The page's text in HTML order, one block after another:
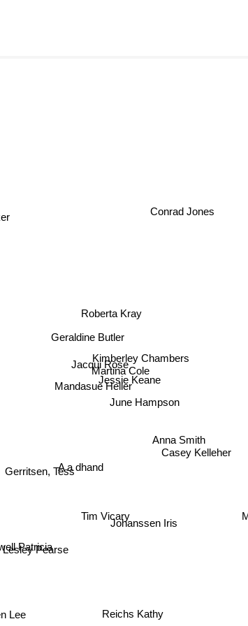
Mandasue HellerJessie Keane
Martina Cole
Kimberley Chambers
Jacqui Rose
June Hampson
Anna Smith
Roberta Kray
Casey Kelleher
Geraldine Butler
A a dhand
Gerritsen, Tess
Johanssen Iris
Lesley Pearse
Tim Vicary
Conrad Jones
Patricia
Reichs Kathy